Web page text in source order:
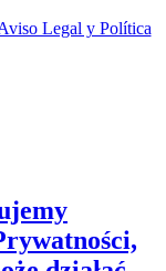
Legal y Política